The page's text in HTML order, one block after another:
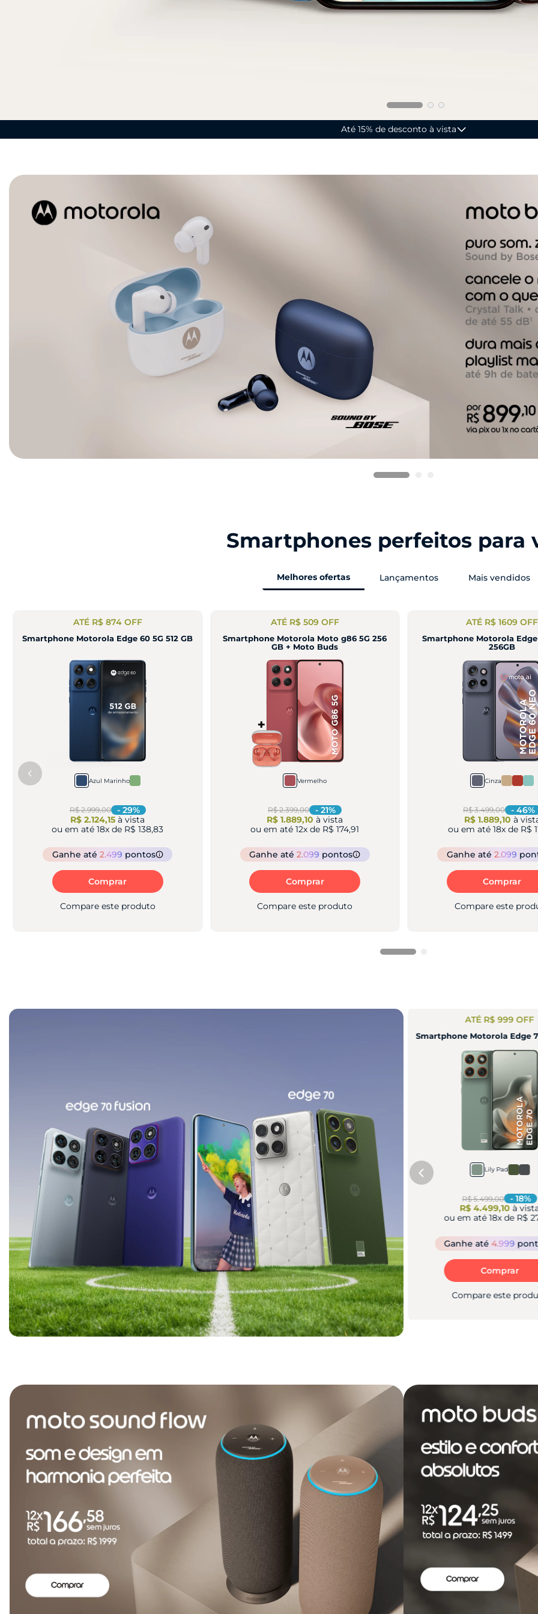
Até R$ 200 de desconto na primeira compra
Smartphones perfeitos para
Melhores ofertas Lançamentos Mais vendidos
ATÉ R$ 800 OFF
Smartphone Motorola Moto g47 5G 256GB
Grafite
R$ 1.999,00 - 40%
R$ 1.199,00 à vista
ou em até12x deR$ 111,01
Ganheaté 1.332 pontos
Comprar
Compare este produto
ATÉ R$ 1049 OFF
Smartphone Motorola Razr 70 5G
Cinza
R$ 5.999,00 - 17%
R$ 4.949,10 à vista
ou em até 21x de R$ 261,85
Ganheaté 5.499 pontos
Comprar
Compare este produto
ATÉ R$ 2099
Smartphone Motorola
Azul Marinho
R$ 5.499,00 -38%
R$ 3.399,15 à
ou em até 21x de R$
Ganhe até 3.999
Comprar
Compare este
Verde Claro
R$ 2.969,10
à vista
ou em até
até
Comprar
Compare este produto
Bronze Green
R$ 4.499,00 30%
à vista
ou em até
R$ 194,38
Ganhe pontos
Comprar
Compare este produto
ATÉ R$ 999 OFF
Smartphone Motorola Edge
Lily Pad
R$ 5.499,00 -18%
R$ 4.499,10 à
ou em até18x de R$
Ganheaté 4.999
Comprar
Compare este